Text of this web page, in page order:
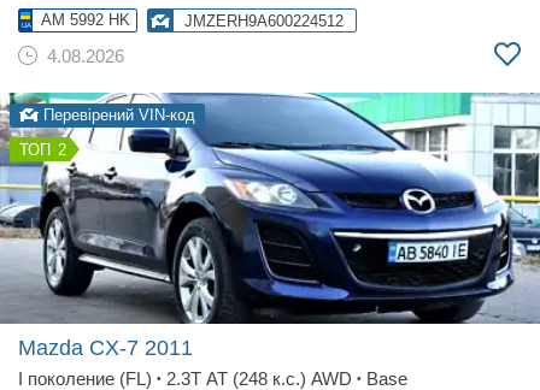
AM 5992 HK JMZERH9A600224512
4.08.2026
Перевірений VIN-код
2
Mazda CX-7 2011
I поколение (FL) • 2.3T AT (248 к.с.) AWD • Base